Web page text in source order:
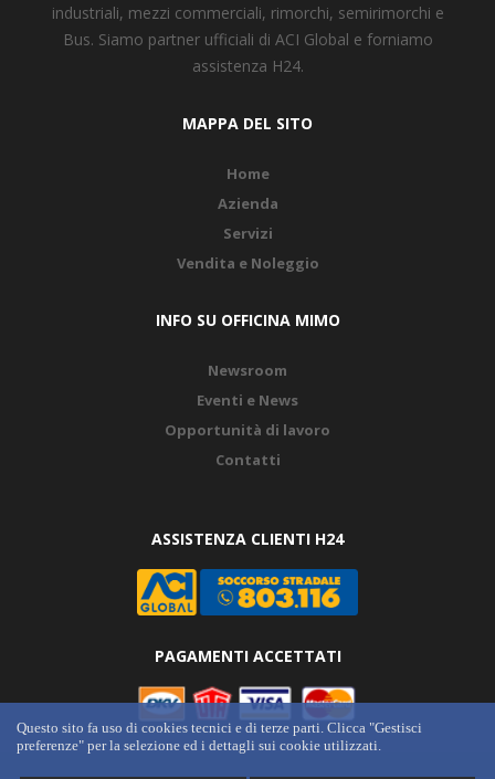
industriali, mezzi commerciali, rimorchi, semirimorchi e
Bus. Siamo partner ufficiali di ACI Global e forniamo
assistenza H24.
MAPPA DEL SITO
Home
Azienda
Servizi
Vendita e Noleggio
INFO SU OFFICINA MIMO
Newsroom
Eventi e News
Opportunità di lavoro
Contatti
ASSISTENZA CLIENTI H24
PAGAMENTI ACCETTATI
Questo sito fa uso di cookies tecnici e di terze parti. Clicca "Gestisci
preferenze" per la selezione ed i dettagli sui cookie utilizzati.